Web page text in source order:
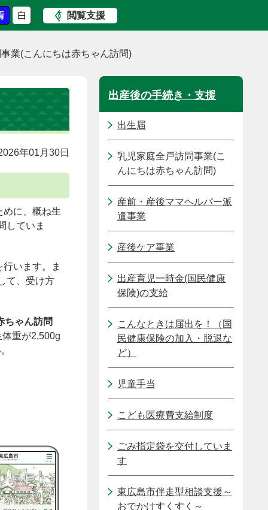
閲覧支援
業(こんにちは赤ちゃん訪問)
年01月30日
に、概ね生
していま
います。ま
て、受け方
ちゃん訪問
体重が2,500g
出産後の手続き・支援
出生届
乳児家庭全戸訪問事業(こ
んにちは赤ちゃん訪問)
産前・産後ママヘルパー派
遣事業
産後ケア事業
出産育児一時金(国民健康
保険)の支給
こんなときは届出を！（国
民健康保険の加入・脱退な
ど）
児童手当
こども医療費支給制度
ごみ指定袋を交付していま
す
東広島市伴走型相談支援～
おでかけすくすく～